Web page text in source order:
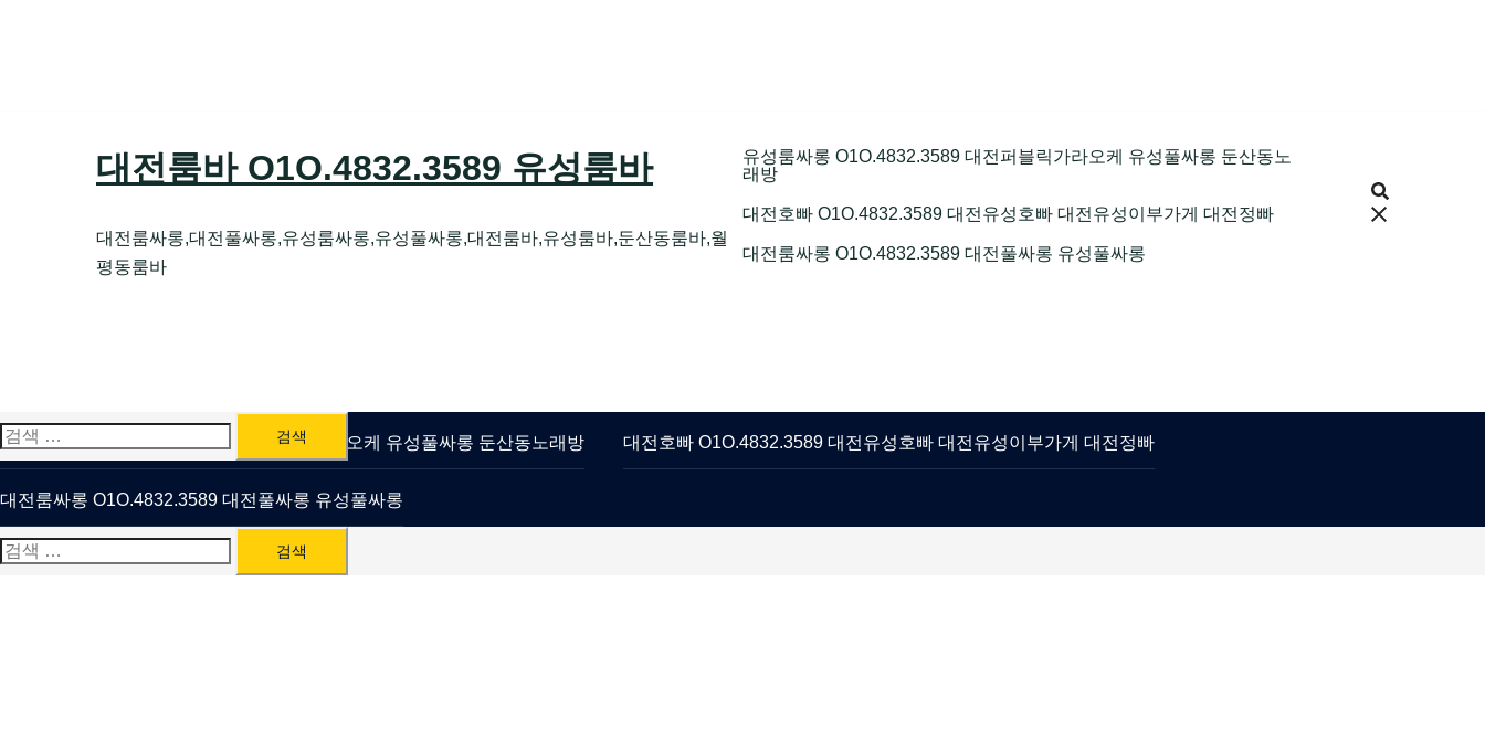
대전룸바 O1O.4832.3589 유성룸바
대전룸싸롱,대전풀싸롱,유성룸싸롱,유성풀싸롱,대전룸바,유성룸바,둔산동룸바,월
평동룸바
유성룸싸롱 O1O.4832.3589 대전퍼블릭가라오케 유성풀싸롱 둔산동노
래방
대전호빠 O1O.4832.3589 대전유성호빠 대전유성이부가게 대전정빠
대전룸싸롱 O1O.4832.3589 대전풀싸롱 유성풀싸롱
검
색:
유성룸싸롱 O1O.4832.3589 대전퍼블릭가라오케 유성풀싸롱 둔산동노래방 대전호빠 O1O.4832.3589 대전유성호빠 대전유성이부가게 대전정빠
대전룸싸롱 O1O.4832.3589 대전풀싸롱 유성풀싸롱
검